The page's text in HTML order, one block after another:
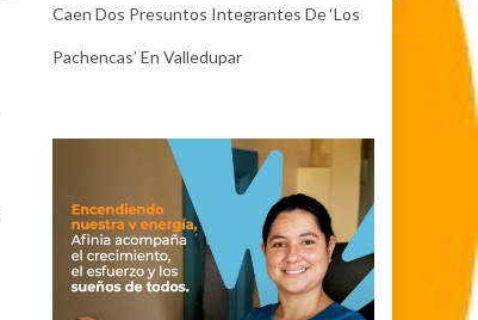
Caen Dos Presuntos Integrantes De ‘Los
Pachencas’ En Valledupar